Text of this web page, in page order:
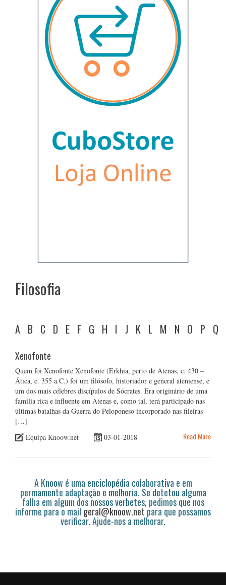
Filosofia
A B C D E F G H I J K L M N O P Q
Xenofonte
Quem foi Xenofonte Xenofonte (Erkhia, perto de Atenas, c. 430 –
Ática, c. 355 a.C.) foi um filósofo, historiador e general ateniense, e
um dos mais célebres discípulos de Sócrates. Era originário de uma
família rica e influente em Atenas e, como tal, terá participado nas
últimas batalhas da Guerra do Peloponeso incorporado nas fileiras
[…]
Equipa Knoow.net
03-01-2018 Read More
A Knoow é uma enciclopédia colaborativa e em
permamente adaptação e melhoria. Se detetou alguma
falha em algum dos nossos verbetes, pedimos que nos
informe para o mail geral@knoow.netpara que possamos
verificar. Ajude-nos a melhorar.